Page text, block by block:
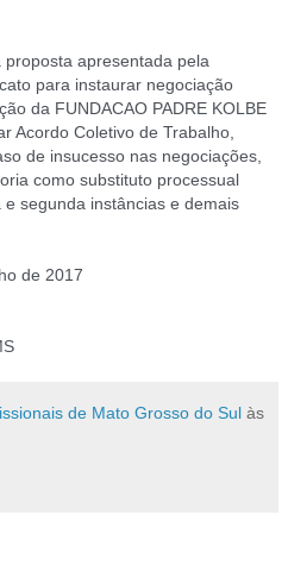
apresentada pela
para instaurar negociação
da FUNDACAO PADRE KOLBE
Acordo Coletivo de Trabalho,
de insucesso nas negociações,
como substituto processual
segunda instâncias e demais
de 2017
de Mato Grosso do Sul às